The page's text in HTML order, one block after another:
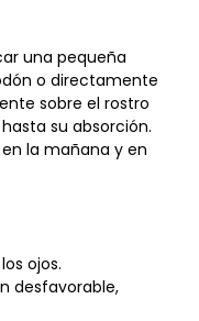
una pequeña
o directamente
sobre el rostro
su absorción.
la mañana y en
ojos.
desfavorable,